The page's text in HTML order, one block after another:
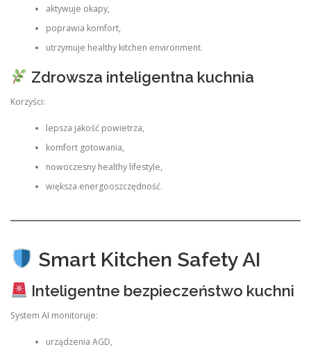
aktywuje okapy,
poprawia komfort,
utrzymuje healthy kitchen environment.
Zdrowsza inteligentna kuchnia
Korzyści:
lepsza jakość powietrza,
komfort gotowania,
nowoczesny healthy lifestyle,
większa energooszczędność.
Smart Kitchen Safety AI
Inteligentne bezpieczeństwo kuchni
System AI monitoruje:
urządzenia AGD,